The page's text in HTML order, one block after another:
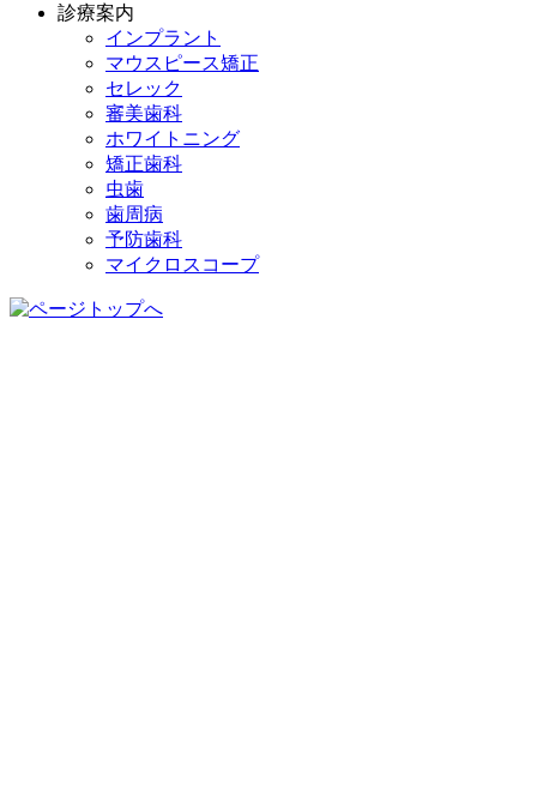
診療案内
インプラント
マウスピース矯正
セレック
審美歯科
ホワイトニング
矯正歯科
虫歯
歯周病
予防歯科
マイクロスコープ